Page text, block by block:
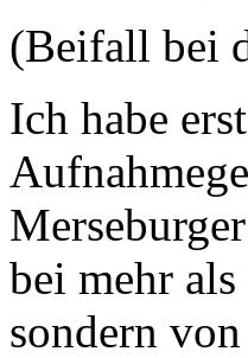
(Beifall bei
Ich habe
bei mehr
sondern